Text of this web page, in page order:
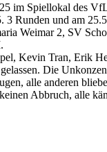
im Spiellokal des
Runden und am
Weimar 2, SV
Kevin Tran, Erik
Die
alle anderen
Abbruch, alle